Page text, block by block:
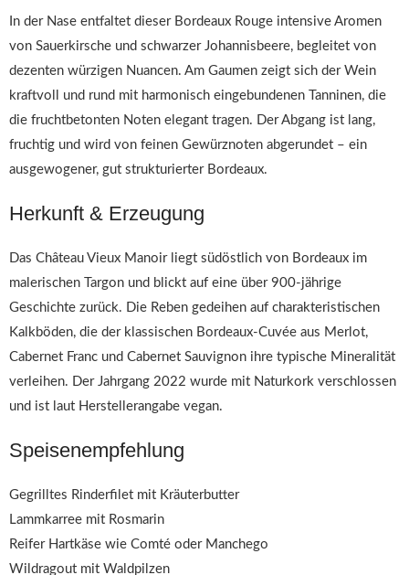
In der Nase entfaltet dieser Bordeaux Rouge intensive Aromen
von Sauerkirsche und schwarzer Johannisbeere, begleitet von
dezenten würzigen Nuancen. Am Gaumen zeigt sich der Wein
kraftvoll und rund mit harmonisch eingebundenen Tanninen, die
die fruchtbetonten Noten elegant tragen. Der Abgang ist lang,
fruchtig und wird von feinen Gewürznoten abgerundet – ein
ausgewogener, gut strukturierter Bordeaux.
Herkunft & Erzeugung
Das Château Vieux Manoir liegt südöstlich von Bordeaux im
malerischen Targon und blickt auf eine über 900-jährige
Geschichte zurück. Die Reben gedeihen auf charakteristischen
Kalkböden, die der klassischen Bordeaux-Cuvée aus Merlot,
Cabernet Franc und Cabernet Sauvignon ihre typische Mineralität
verleihen. Der Jahrgang 2022 wurde mit Naturkork verschlossen
und ist laut Herstellerangabe vegan.
Speisenempfehlung
Gegrilltes Rinderfilet mit Kräuterbutter
Lammkarree mit Rosmarin
Reifer Hartkäse wie Comté oder Manchego
Wildragout mit Waldpilzen